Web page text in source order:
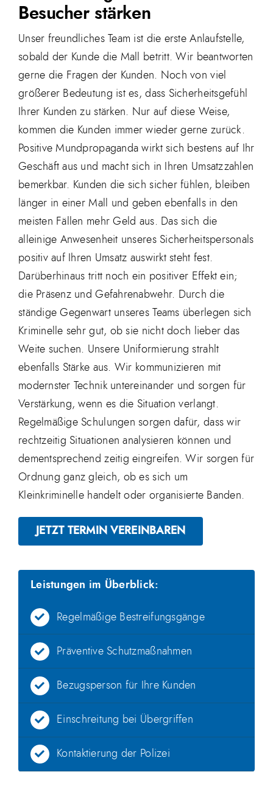
Besucher stärken
Unser freundliches Team ist die erste Anlaufstelle,
sobald der Kunde die Mall betritt. Wir beantworten
gerne die Fragen der Kunden. Noch von viel
größerer Bedeutung ist es, dass Sicherheitsgefühl
Ihrer Kunden zu stärken. Nur auf diese Weise,
kommen die Kunden immer wieder gerne zurück.
Positive Mundpropaganda wirkt sich bestens auf Ihr
Geschäft aus und macht sich in Ihren Umsatzzahlen
bemerkbar. Kunden die sich sicher fühlen, bleiben
länger in einer Mall und geben ebenfalls in den
meisten Fällen mehr Geld aus. Das sich die
alleinige Anwesenheit unseres Sicherheitspersonals
positiv auf Ihren Umsatz auswirkt steht fest.
Darüberhinaus tritt noch ein positiver Effekt ein;
die Präsenz und Gefahrenabwehr. Durch die
ständige Gegenwart unseres Teams überlegen sich
Kriminelle sehr gut, ob sie nicht doch lieber das
Weite suchen. Unsere Uniformierung strahlt
ebenfalls Stärke aus. Wir kommunizieren mit
modernster Technik untereinander und sorgen für
Verstärkung, wenn es die Situation verlangt.
Regelmäßige Schulungen sorgen dafür, dass wir
rechtzeitig Situationen analysieren können und
dementsprechend zeitig eingreifen. Wir sorgen für
Ordnung ganz gleich, ob es sich um
Kleinkriminelle handelt oder organisierte Banden.
JETZT TERMIN VEREINBAREN
Leistungen im Überblick:
Regelmäßige Bestreifungsgänge
Präventive Schutzmaßnahmen
Bezugsperson für Ihre Kunden
Einschreitung bei Übergriffen
Kontaktierung der Polizei